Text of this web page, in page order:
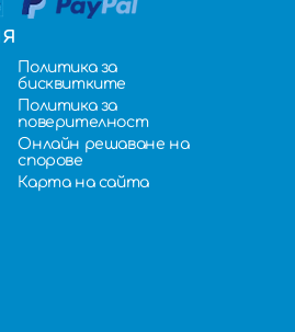
Политика за
бисквитките
Политика за
поверителност
Онлайн решаване на
спорове
Карта на сайта